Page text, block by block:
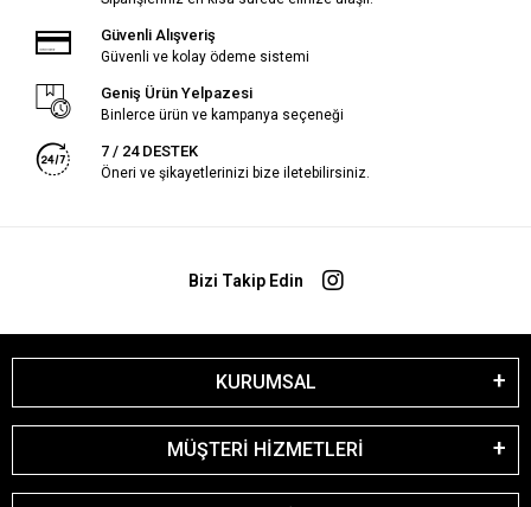
Güvenli Alışveriş
Güvenli ve kolay ödeme sistemi
Geniş Ürün Yelpazesi
Binlerce ürün ve kampanya seçeneği
7 / 24 DESTEK
Öneri ve şikayetlerinizi bize iletebilirsiniz.
Bizi Takip Edin
KURUMSAL
MÜŞTERİ HİZMETLERİ